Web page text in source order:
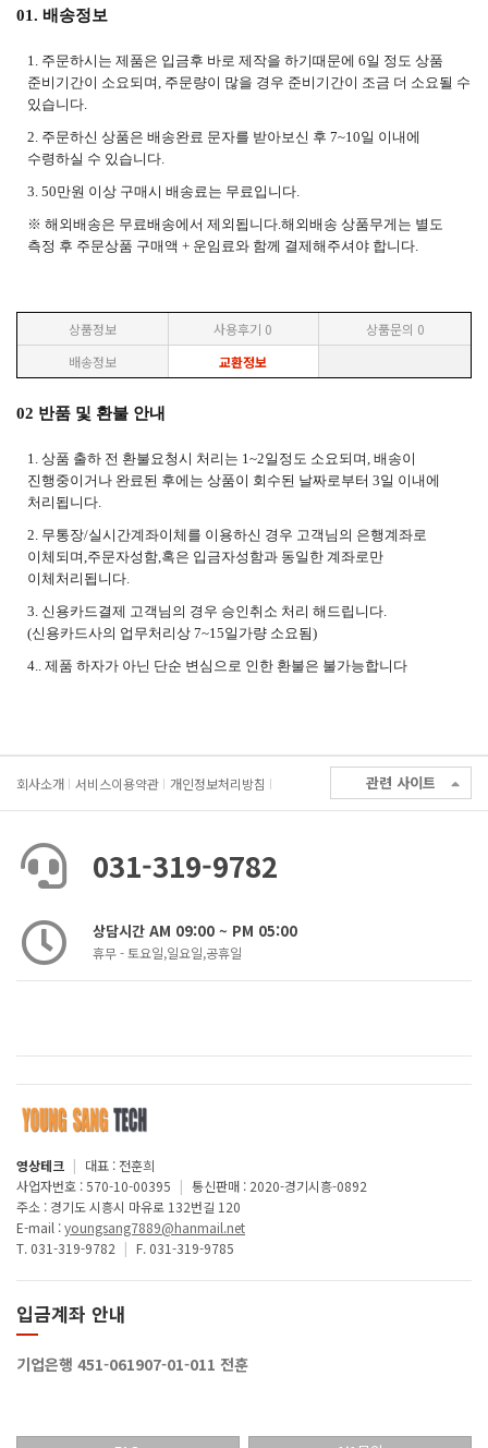
01. 배송정보
1. 주문하시는 제품은 입금후 바로 제작을 하기때문에 6일 정도 상품
준비기간이 소요되며, 주문량이 많을 경우 준비기간이 조금 더 소요될 수
있습니다.
2. 주문하신 상품은 배송완료 문자를 받아보신 후 7~10일 이내에
수령하실 수 있습니다.
3. 50만원 이상 구매시 배송료는 무료입니다.
※ 해외배송은 무료배송에서 제외됩니다.해외배송 상품무게는 별도
측정 후 주문상품 구매액 + 운임료와 함께 결제해주셔야 합니다.
상품정보 사용후기 0 상품문의 0
배송정보
교환정보
02 반품 및 환불 안내
1. 상품 출하 전 환불요청시 처리는 1~2일정도 소요되며, 배송이
진행중이거나 완료된 후에는 상품이 회수된 날짜로부터 3일 이내에
처리됩니다.
2. 무통장/실시간계좌이체를 이용하신 경우 고객님의 은행계좌로
이체되며,주문자성함,혹은 입금자성함과 동일한 계좌로만
이체처리됩니다.
3. 신용카드결제 고객님의 경우 승인취소 처리 해드립니다.
(신용카드사의 업무처리상 7~15일가량 소요됨)
4.. 제품 하자가 아닌 단순 변심으로 인한 환불은 불가능합니다
회사소개 서비스이용약관 개인정보처리방침 관련 사이트
031-319-9782
상담시간 AM 09:00 ~ PM 05:00
휴무 - 토요일,일요일,공휴일
영상테크 | 대표 : 전훈희
사업자번호 : 570-10-00395 | 통신판매 : 2020-경기시흥-0892
주소 : 경기도 시흥시 마유로 132번길 120
E-mail :youngsang7889@hanmail.net
T. 031-319-9782 | F. 031-319-9785
입금계좌 안내
기업은행 451-061907-01-011 전훈